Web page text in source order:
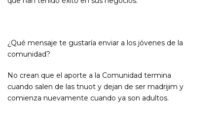
¿Qué mensaje te gustaría enviar a los jóvenes de la
comunidad?
No crean que el aporte a la Comunidad termina
cuando salen de las tnuot y dejan de ser madrijim y
comienza nuevamente cuando ya son adultos.